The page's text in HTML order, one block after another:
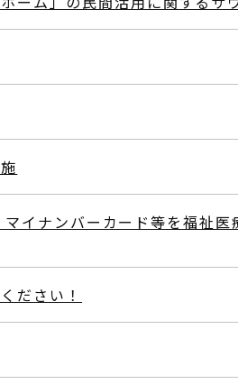
ナンバーカード等を福祉医
ださい！